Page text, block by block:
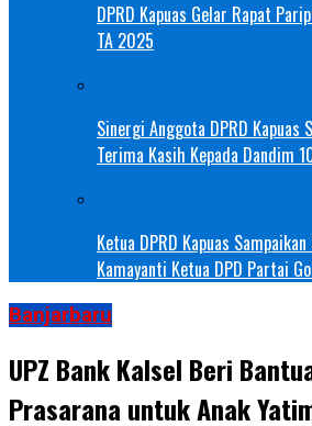
DPRD Kapuas Gelar Rapat
TA 2025
Sinergi Anggota DPRD Kapuas
Terima Kasih Kepada Dandim
Ketua DPRD Kapuas
Kamayanti Ketua DPD Partai
Banjarbaru
UPZ Bank Kalsel Beri
Prasarana untuk Anak